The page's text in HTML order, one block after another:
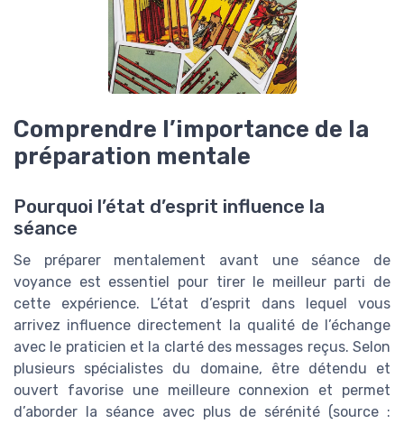
Comprendre l’importance de la
préparation mentale
Pourquoi l’état d’esprit influence la
séance
Se préparer mentalement avant une séance de
voyance est essentiel pour tirer le meilleur parti de
cette expérience. L’état d’esprit dans lequel vous
arrivez influence directement la qualité de l’échange
avec le praticien et la clarté des messages reçus. Selon
plusieurs spécialistes du domaine, être détendu et
ouvert favorise une meilleure connexion et permet
d’aborder la séance avec plus de sérénité (source :